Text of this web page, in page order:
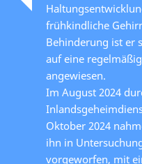
frühkindliche
Behinderung ist er
auf eine
angewiesen.
Im August 2024
Oktober 2024
ihn in
vorgeworfen, mit